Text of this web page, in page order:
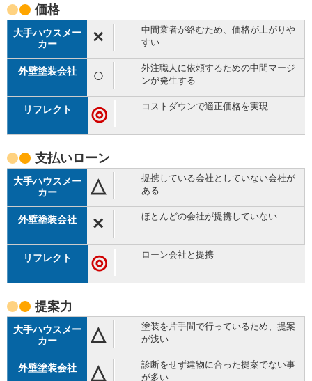
価格
×
中間業者が絡むため、価格が上がりや
すい
○
外注職人に依頼するための中間マージ
ンが発生する
◎ コストダウンで適正価格を実現
支払いローン
△
提携している会社としていない会社が
ある
× ほとんどの会社が提携していない
◎ ローン会社と提携
提案力
△
塗装を片手間で行っているため、提案
が浅い
△
診断をせず建物に合った提案でない事
が多い